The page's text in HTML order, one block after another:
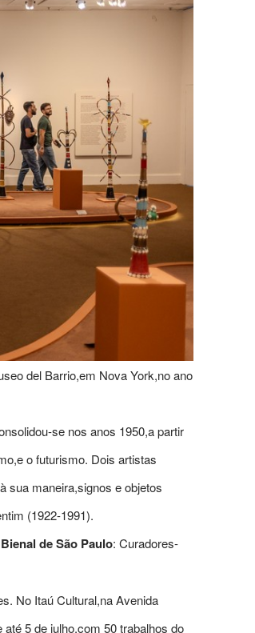
del Barrio,em Nova York,no ano
se nos anos 1950,a partir
o futurismo. Dois artistas
sua maneira,signos e objetos
(1922-1991).
Bienal de São Paulo: Curadores-
No Itaú Cultural,na Avenida
5 de julho,com 50 trabalhos do